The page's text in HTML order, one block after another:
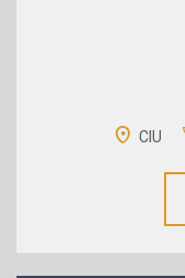
CIU